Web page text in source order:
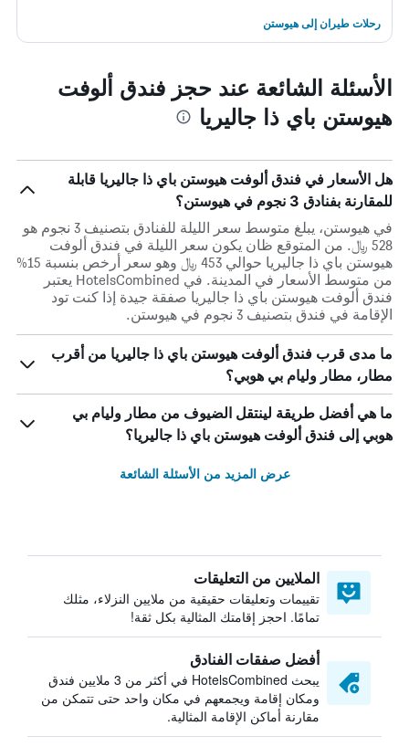
رحلات طيران إلى هيوستن
الأسئلة الشائعة عند حجز فندق ألوفت
هيوستن باي ذا جاليريا
هل الأسعار في فندق ألوفت هيوستن باي ذا جاليريا قابلة
للمقارنة بفنادق 3 نجوم في هيوستن؟
في هيوستن، يبلغ متوسط ​​سعر الليلة للفنادق بتصنيف 3 نجوم هو
528 ﷼. من المتوقع ظان يكون سعر الليلة في فندق ألوفت
هيوستن باي ذا جاليريا حوالي 453 ﷼ وهو سعر أرخص بنسبة 15%
من متوسط الأسعار في المدينة. في HotelsCombined يعتبر
فندق ألوفت هيوستن باي ذا جاليريا صفقة جيدة إذا كنت تود
الإقامة في فندق بتصنيف 3 نجوم في هيوستن.
ما مدى قرب فندق ألوفت هيوستن باي ذا جاليريا من أقرب
مطار، مطار وليام بي هوبي؟
ما هي أفضل طريقة لينتقل الضيوف من مطار وليام بي
هوبي إلى فندق ألوفت هيوستن باي ذا جاليريا؟
عرض المزيد من الأسئلة الشائعة
الملايين من التعليقات
تقييمات وتعليقات حقيقية من ملايين النزلاء، مثلك
تمامًا. احجز إقامتك المثالية بكل ثقة!
أفضل صفقات الفنادق
يبحث HotelsCombined في أكثر من 3 ملايين فندق
ومكان إقامة ويجمعهم في مكان واحد حتى تتمكن من
مقارنة أماكن الإقامة المثالية.